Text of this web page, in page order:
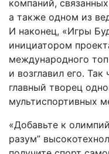
компаний,
а также одном из
И наконец, «Игры
инициатором
международного
и возглавил его.
главный творец
мультиспортивных
«Добавьте к
разум”